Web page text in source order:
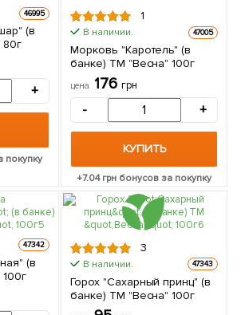
46995
(в
+
покупку
1
В наличии. 47005
Морковь "Каротель" (в
банке) ТМ "Весна" 100г
цена 176 грн
- +
КУПИТЬ
+7.04грн бонусов за покупку
47342
(в
3
В наличии. 47343
Горох "Сахарный принц" (в
банке) ТМ "Весна" 100г